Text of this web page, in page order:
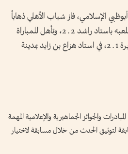
الإسلامي، فاز شباب الأهلي ذهاباً
خارج أرضه 3 ـ 1، وتعادل في ملعبه باستاد راشد 2 ـ 2، وتأهل للمباراة
النهائية التي خسرها أمام الجزيرة 1 ـ 2، في استاد هزاع بن زايد بمدينة
والجوائز الجماهيرية والإعلامية المهمة
لتوثيق الحدث من خلال مسابقة لاختيار